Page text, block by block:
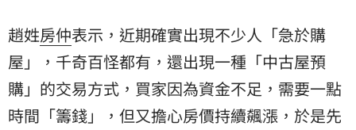
趙姓房仲表示，近期確實出現不少人「急於購
屋」，千奇百怪都有，還出現一種「中古屋預
購」的交易方式，買家因為資金不足，需要一點
時間「籌錢」，但又擔心房價持續飆漲，於是先